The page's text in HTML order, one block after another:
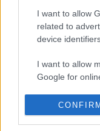
I want to allow
related to
device
I want to allow
Google for
I want to allow
personalized
CONFIRM
(Múlt-kor/Panoráma)